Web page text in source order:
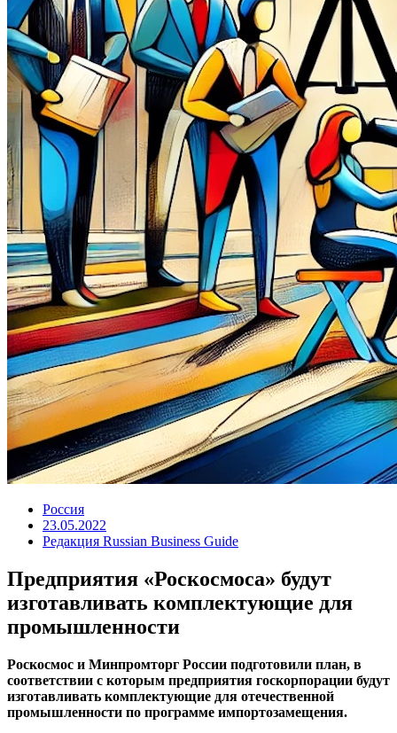
Россия
23.05.2022
Редакция Russian Business Guide
Предприятия «Роскосмоса» будут
изготавливать комплектующие для
промышленности
Роскосмос и Минпромторг России подготовили план, в
соответствии с которым предприятия госкорпорации будут
изготавливать комплектующие для отечественной
промышленности по программе импортозамещения.